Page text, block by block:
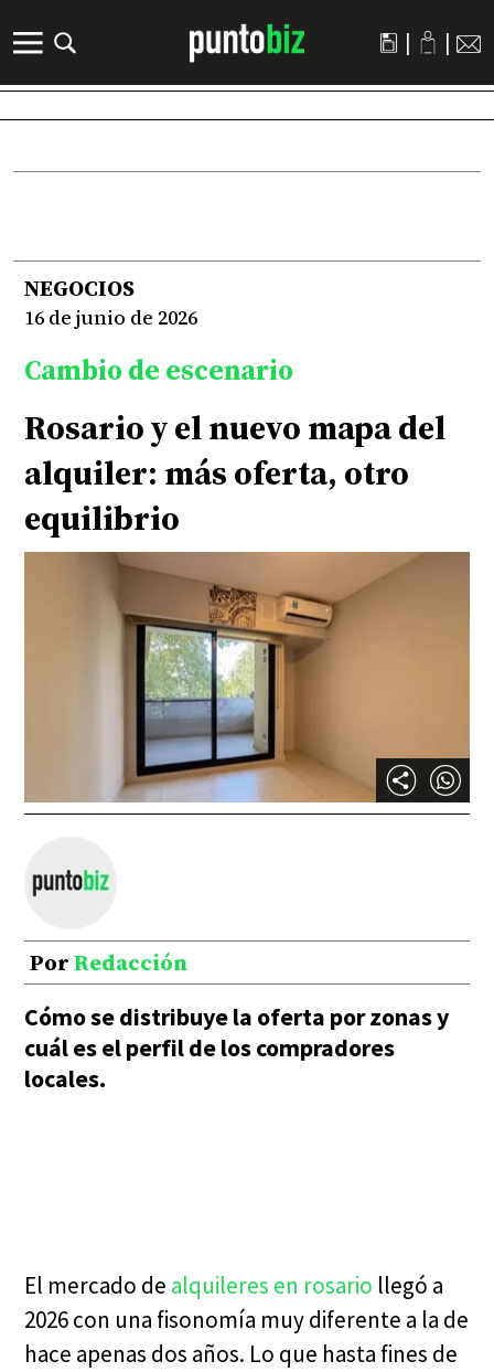
| |
NEGOCIOS
16 de junio de 2026
Cambio de escenario
Rosario y el nuevo mapa del
alquiler: más oferta, otro
equilibrio
PorRedacción
Cómo se distribuye la oferta por zonas y
cuál es el perfil de los compradores
locales.
El mercado de alquileres en rosario llegó a
2026 con una fisonomía muy diferente a la de
hace apenas dos años. Lo que hasta fines de